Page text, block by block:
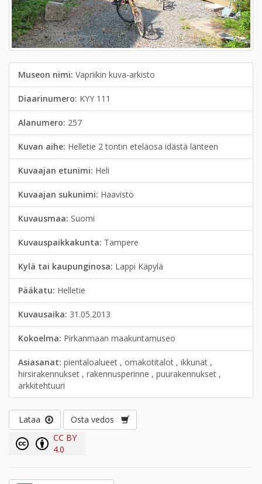
Museon nimi: Vapriikin kuva-arkisto
Diaarinumero: KYY 111
Alanumero: 257
Kuvan aihe: Helletie 2 tontin eteläosa idästä länteen
Kuvaajan etunimi: Heli
Kuvaajan sukunimi: Haavisto
Kuvausmaa: Suomi
Kuvauspaikkakunta: Tampere
Kylä tai kaupunginosa: Lappi Käpylä
Pääkatu: Helletie
Kuvausaika: 31.05.2013
Kokoelma: Pirkanmaan maakuntamuseo
Asiasanat: pientaloalueet , omakotitalot , ikkunat ,
hirsirakennukset , rakennusperinne , puurakennukset ,
arkkitehtuuri
Lataa
Osta vedos
CC BY
4.0